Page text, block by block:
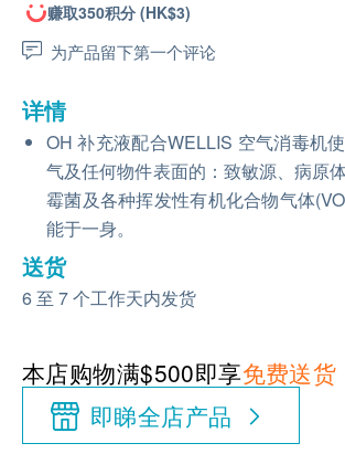
赚取350积分 (HK$3)
为产品留下第一个评论
详情
OH 补充液配合WELLIS 空气消毒机
气及任何物件表面的：致敏源、病原
霉菌及各种挥发性有机化合物气体
能于一身。
送货
6 至 7 个工作天内发货
本店购物满$500即享免费送货
即睇全店产品